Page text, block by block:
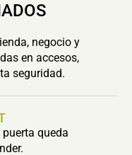
negocio y
en accesos,
seguridad.
queda